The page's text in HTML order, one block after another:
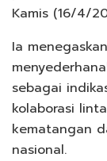
Kamis (16/4/
Ia
sebagai
kolaborasi
kematangan
nasional.